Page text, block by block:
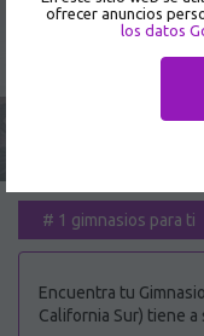
ofrecer anuncios
los datos
Mejor
# 1 gimnasios para ti
Encuentra tu
California Sur) tiene a